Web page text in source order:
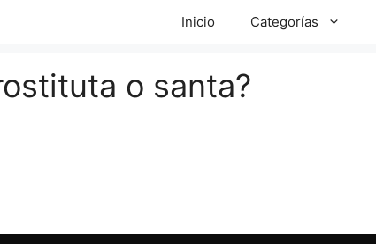
Inicio Categorías
o santa?